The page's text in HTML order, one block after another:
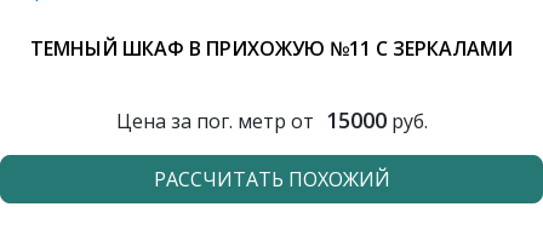
ТЕМНЫЙ ШКАФ В ПРИХОЖУЮ №11 С ЗЕРКАЛАМИ
Цена за пог. метр от 15000руб.
РАССЧИТАТЬ ПОХОЖИЙ